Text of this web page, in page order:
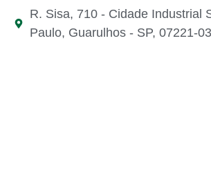
R. Sisa, 710 - Cidade Industrial
Paulo, Guarulhos - SP, 07221-